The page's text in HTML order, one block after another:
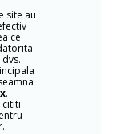
site au
ce
.
cititi